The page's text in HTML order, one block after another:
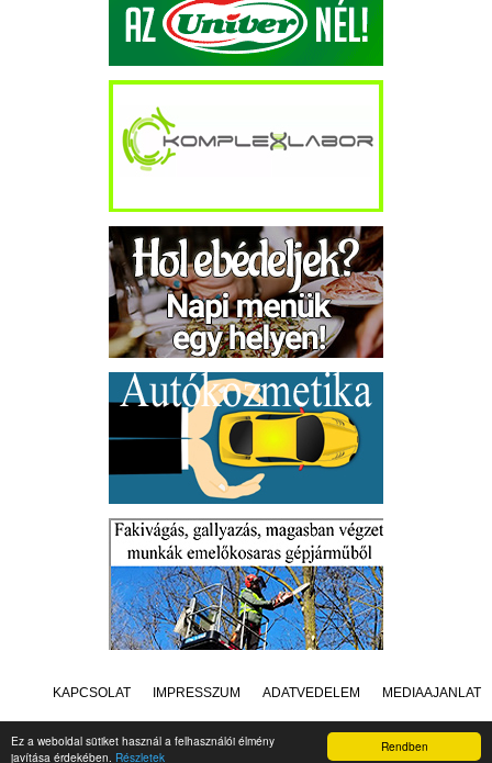
Rendben
Ez a weboldal sütiket használ a felhasználói élmény
javítása érdekében. Részletek
KAPCSOLAT IMPRESSZUM ADATVÉDELEM MÉDIAAJÁNLAT
Készítette:Raster Studio